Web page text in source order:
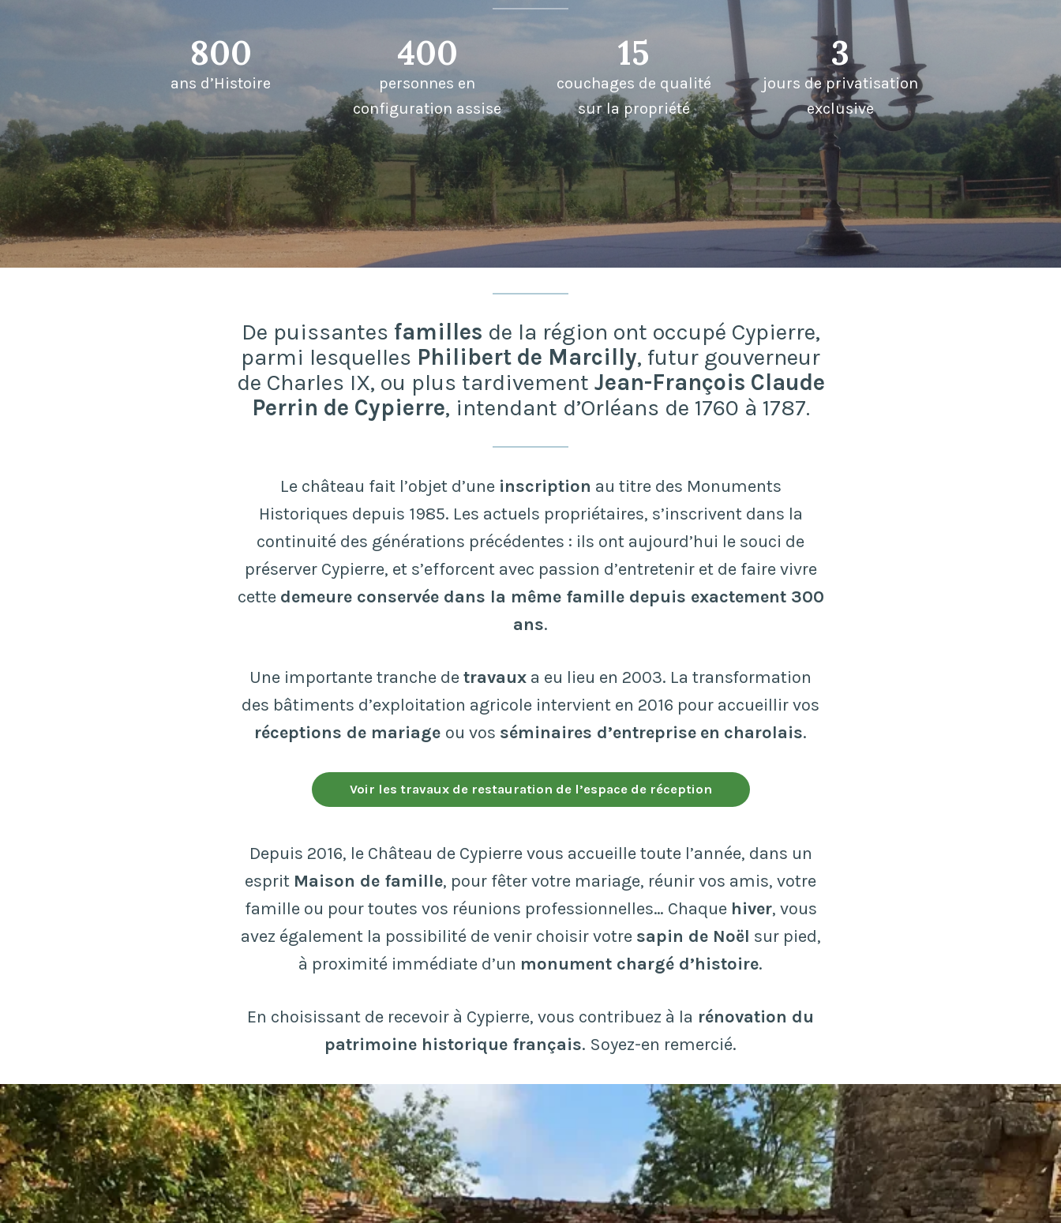
800
ans d’Histoire
400
personnes en
configuration assise
15
couchages de qualité
sur la propriété
3
jours de privatisation
exclusive
De puissantes familles de la région ont occupé Cypierre,
parmi lesquelles Philibert de Marcilly, futur gouverneur
de Charles IX, ou plus tardivement Jean-François Claude
Perrin de Cypierre, intendant d’Orléans de 1760 à 1787.
Le château fait l’objet d’une inscription au titre des Monuments
Historiques depuis 1985. Les actuels propriétaires, s’inscrivent dans la
continuité des générations précédentes : ils ont aujourd’hui le souci de
préserver Cypierre, et s’efforcent avec passion d’entretenir et de faire vivre
cette demeure conservée dans la même famille depuis exactement 300
ans.
Une importante tranche detravaux a eu lieu en 2003. La transformation
des bâtiments d’exploitation agricole intervient en 2016 pour accueillir vos
réceptions de mariage ou vos séminaires d’entreprise en charolais.
Voir les travaux de restauration de l’espace de réception
Depuis 2016, le Château de Cypierre vous accueille toute l’année, dans un
esprit Maison de famille, pour fêter votre mariage, réunir vos amis, votre
famille ou pour toutes vos réunions professionnelles… Chaque hiver, vous
avez également la possibilité de venir choisir votre sapin de Noël sur pied,
à proximité immédiate d’un monument chargé d’histoire.
En choisissant de recevoir à Cypierre, vous contribuez à la rénovation du
patrimoine historique français. Soyez-en remercié.